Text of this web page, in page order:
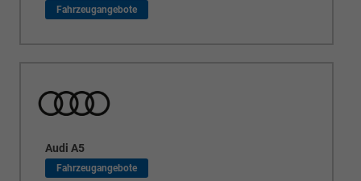
Audi A5